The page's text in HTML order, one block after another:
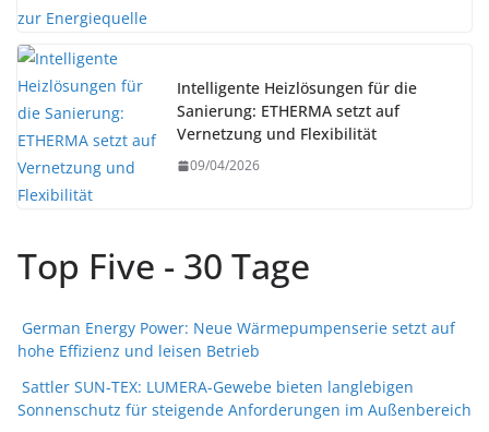
Intelligente Heizlösungen für die
Sanierung: ETHERMA setzt auf
Vernetzung und Flexibilität
09/04/2026
Top Five - 30 Tage
German Energy Power: Neue Wärmepumpenserie setzt auf
hohe Effizienz und leisen Betrieb
Sattler SUN-TEX: LUMERA-Gewebe bieten langlebigen
Sonnenschutz für steigende Anforderungen im Außenbereich